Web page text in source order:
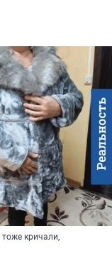
кричали,